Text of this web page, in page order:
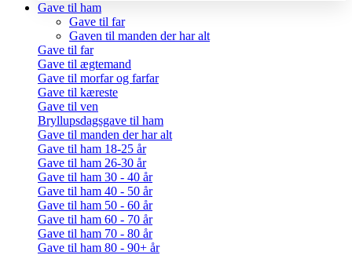
Gave til ham
Gave til far
Gaven til manden der har alt
Gave til far
Gave til ægtemand
Gave til morfar og farfar
Gave til kæreste
Gave til ven
Bryllupsdagsgave til ham
Gave til manden der har alt
Gave til ham 18-25 år
Gave til ham 26-30 år
Gave til ham 30 - 40 år
Gave til ham 40 - 50 år
Gave til ham 50 - 60 år
Gave til ham 60 - 70 år
Gave til ham 70 - 80 år
Gave til ham 80 - 90+ år